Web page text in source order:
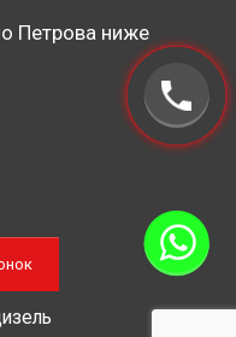
Петрова ниже